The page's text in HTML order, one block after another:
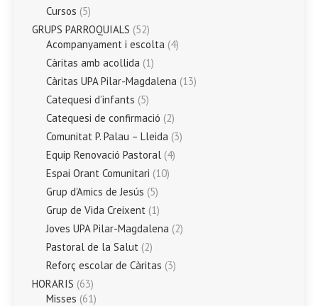
Cursos (5)
GRUPS PARROQUIALS (52)
Acompanyament i escolta (4)
Càritas amb acollida (1)
Càritas UPA Pilar-Magdalena (13)
Catequesi d’infants (5)
Catequesi de confirmació (2)
Comunitat P. Palau – Lleida (3)
Equip Renovació Pastoral (4)
Espai Orant Comunitari (10)
Grup d'Amics de Jesús (5)
Grup de Vida Creixent (1)
Joves UPA Pilar-Magdalena (2)
Pastoral de la Salut (2)
Reforç escolar de Càritas (3)
HORARIS (63)
Misses (61)